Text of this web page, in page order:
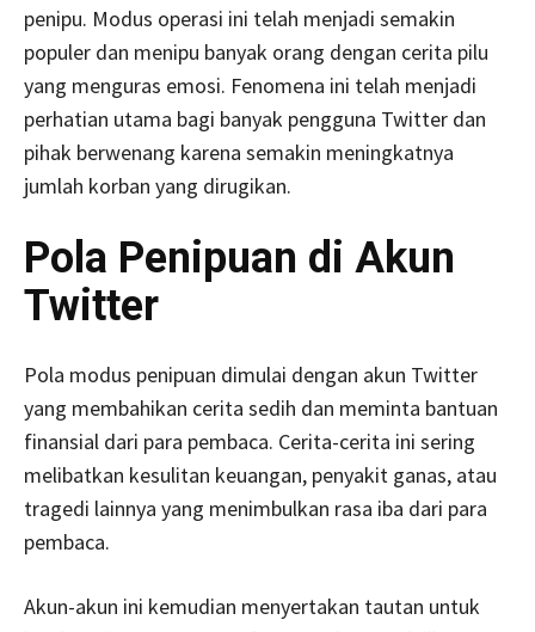
penipu. Modus operasi ini telah menjadi semakin
populer dan menipu banyak orang dengan cerita pilu
yang menguras emosi. Fenomena ini telah menjadi
perhatian utama bagi banyak pengguna Twitter dan
pihak berwenang karena semakin meningkatnya
jumlah korban yang dirugikan.
Pola Penipuan di Akun
Twitter
Pola modus penipuan dimulai dengan akun Twitter
yang membahikan cerita sedih dan meminta bantuan
finansial dari para pembaca. Cerita-cerita ini sering
melibatkan kesulitan keuangan, penyakit ganas, atau
tragedi lainnya yang menimbulkan rasa iba dari para
pembaca.
Akun-akun ini kemudian menyertakan tautan untuk